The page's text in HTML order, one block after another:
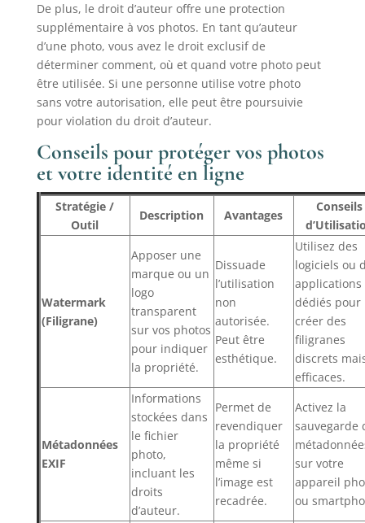
De plus, le droit d’auteur offre une protection
supplémentaire à vos photos. En tant qu’auteur
d’une photo, vous avez le droit exclusif de
déterminer comment, où et quand votre photo peut
être utilisée. Si une personne utilise votre photo
sans votre autorisation, elle peut être poursuivie
pour violation du droit d’auteur.
Conseils pour protéger vos photos
et votre identité en ligne
Stratégie /
Outil
Description Avantages
Conseils
Watermark
(Filigrane)
Apposer une
marque ou un
logo
transparent
sur vos photos
pour indiquer
la propriété.
Dissuade
l’utilisation
non
autorisée.
Peut être
esthétique.
Utilisez des
logiciels ou
applications
dédiés pour
créer des
filigranes
discrets
efficaces.
Métadonnées
EXIF
Informations
stockées dans
le fichier
photo,
incluant les
droits
d’auteur.
Permet de
revendiquer
la propriété
même si
l’image est
recadrée.
Activez la
sauvegarde
sur votre
appareil
ou